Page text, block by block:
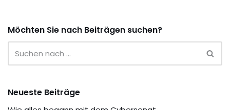
Möchten Sie nach Beiträgen suchen?
Neueste Beiträge